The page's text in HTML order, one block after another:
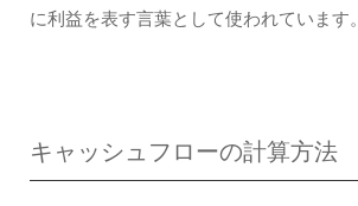
に利益を表す言葉として使われています。
キャッシュフローの計算方法